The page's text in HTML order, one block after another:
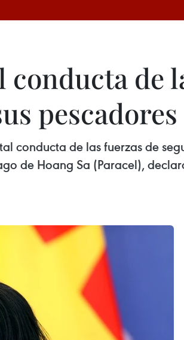
de
pescadores
conducta de las fuerzas de
de Hoang Sa (Paracel),